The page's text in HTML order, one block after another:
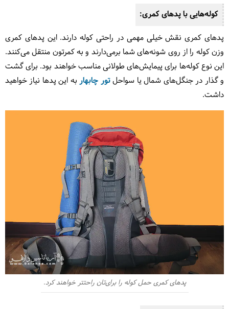
کوله‌هایی با پدهای کمری:
پدهای کمری نقش خیلی مهمی در راحتی کوله دارند. این پدهای کمری
وزن کوله را از روی شونه‌های شما برمی‌دارند و به کمرتون منتقل می‌کنند.
این نوع کوله‌ها برای پیمایش‌های طولانی مناسب خواهند بود. برای گشت
و گذار در جنگل‌های شمال یا سواحلتور چابهاربه این پدها نیاز خواهید
داشت.
پدهای کمری حمل کوله را برای‌تان راحتتر خواهند کرد.